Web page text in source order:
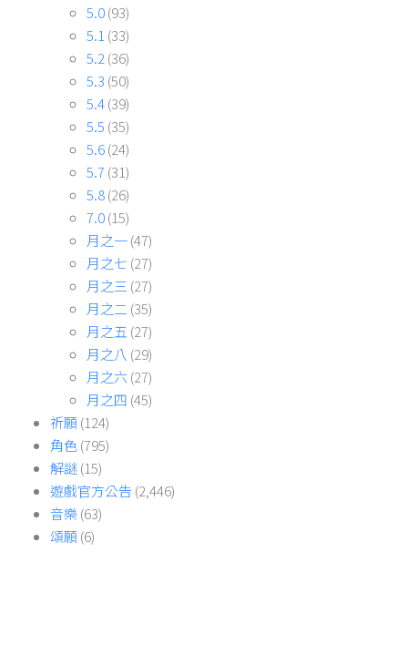
5.0(93)
5.1 (33)
5.2 (36)
5.3 (50)
5.4(39)
5.5 (35)
5.6(24)
5.7 (31)
5.8(26)
7.0(15)
月之一(47)
月之七 (27)
月之三 (27)
月之二 (35)
月之五 (27)
月之八 (29)
月之六 (27)
月之四 (45)
祈願(124)
角色(795)
解謎(15)
遊戲官方公告 (2,446)
音樂 (63)
頌願(6)